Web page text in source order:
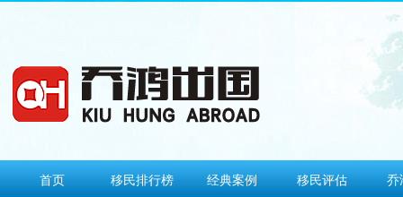
首页 移民排行榜 经典案例 移民评估 乔